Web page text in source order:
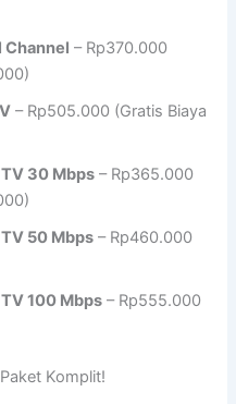
– Rp370.000
– Rp505.000 (Gratis Biaya
30 Mbps – Rp365.000
50 Mbps – Rp460.000
100 Mbps – Rp555.000
Komplit!